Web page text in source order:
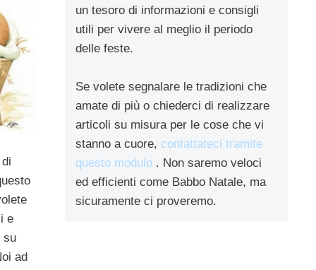
e
su
ad
un tesoro di informazioni e consigli
utili per vivere al meglio il periodo
delle feste.
Se volete segnalare le tradizioni che
amate di più o chiederci di realizzare
articoli su misura per le cose che vi
stanno a cuore, contattateci tramite
questo modulo . Non saremo veloci
ed efficienti come Babbo Natale, ma
sicuramente ci proveremo.